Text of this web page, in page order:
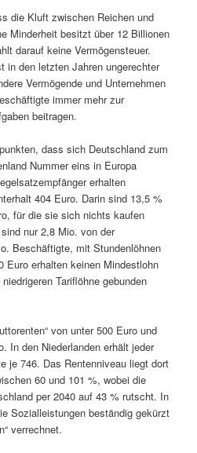
die Kluft zwischen Reichen und
Minderheit besitzt über 12 Billionen
darauf keine Vermögensteuer.
in den letzten Jahren ungerechter
Vermögende und Unternehmen
immer mehr zur
beitragen.
dass sich Deutschland zum
Nummer eins in Europa
erhalten
404 Euro. Darin sind 13,5 %
für die sie sich nichts kaufen
nur 2,8 Mio. von der
Beschäftigte, mit Stundenlöhnen
Euro erhalten keinen Mindestlohn
Tariflöhne gebunden
von unter 500 Euro und
In den Niederlanden erhält jeder
je 746. Das Rentenniveau liegt dort
60 und 101 %, wobei die
per 2040 auf 43 % rutscht. In
Sozialleistungen beständig gekürzt
verrechnet.